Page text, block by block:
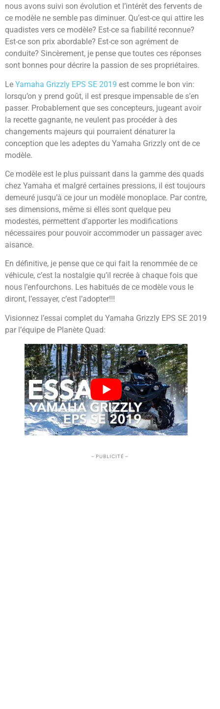
nous avons suivi son évolution et l’intérêt des fervents de
ce modèle ne semble pas diminuer. Qu’est-ce qui attire les
quadistes vers ce modèle? Est-ce sa fiabilité reconnue?
Est-ce son prix abordable? Est-ce son agrément de
conduite? Sincèrement, je pense que toutes ces réponses
sont bonnes pour décrire la passion de ses propriétaires.
Le Yamaha Grizzly EPS SE 2019 est comme le bon vin:
lorsqu’on y prend goût, il est presque impensable de s’en
passer. Probablement que ses concepteurs, jugeant avoir
la recette gagnante, ne veulent pas procéder à des
changements majeurs qui pourraient dénaturer la
conception que les adeptes du Yamaha Grizzly ont de ce
modèle.
Ce modèle est le plus puissant dans la gamme des quads
chez Yamaha et malgré certaines pressions, il est toujours
demeuré jusqu’à ce jour un modèle monoplace. Par contre,
ses dimensions, même si elles sont quelque peu
modestes, permettent d’apporter les modifications
nécessaires pour pouvoir accommoder un passager avec
aisance.
En définitive, je pense que ce qui fait la renommée de ce
véhicule, c’est la nostalgie qu’il recrée à chaque fois que
nous l’enfourchons. Les habitués de ce modèle vous le
diront, l’essayer, c’est l’adopter!!!
Visionnez l’essai complet du Yamaha Grizzly EPS SE 2019
par l’équipe de Planète Quad:
– PUBLICITÉ –